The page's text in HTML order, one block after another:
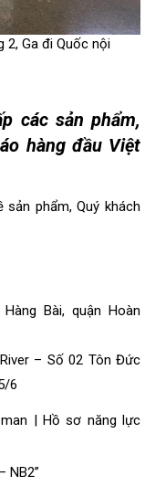
2, Ga đi Quốc nội
các sản phẩm,
hàng đầu Việt
phẩm, Quý khách
Bài, quận Hoàn
– Số 02 Tôn Đức
6
Hồ sơ năng lực
NB2”